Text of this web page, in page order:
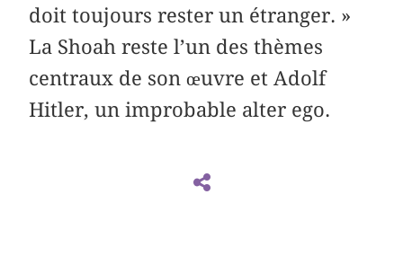
doit toujours rester un étranger. »
La Shoah reste l’un des thèmes
centraux de son œuvre et Adolf
Hitler, un improbable alter ego.